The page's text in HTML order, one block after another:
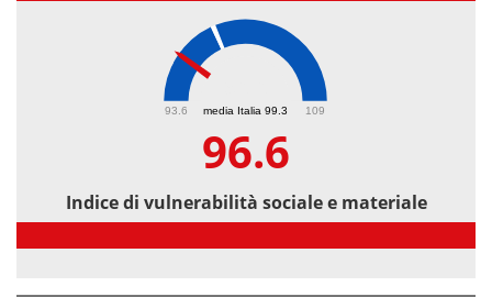
media Italia 99.3
93.6 109
96.6
Indice di vulnerabilità sociale e materiale